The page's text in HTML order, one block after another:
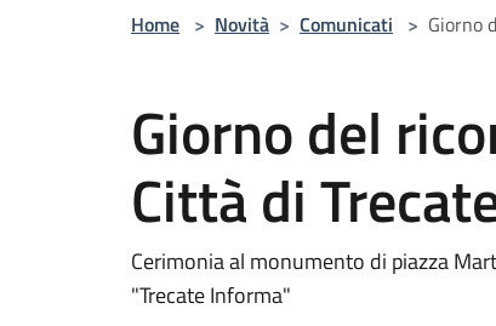
Home > Novità > Comunicati > Giorno
Giorno del
Città di
Cerimonia al monumento di piazza
"Trecate Informa"